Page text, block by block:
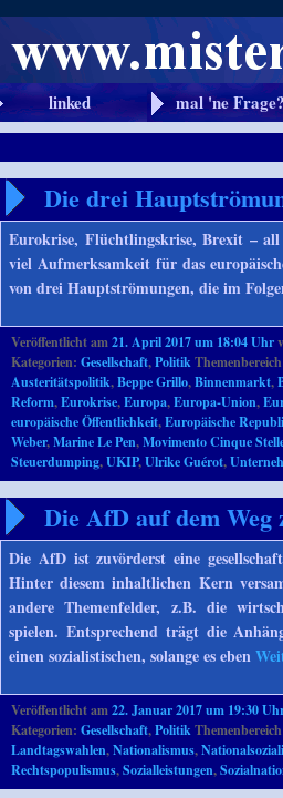
linked
mal 'ne
Die drei
Eurokrise, Flüchtlingskrise, Brexit –
viel Aufmerksamkeit für das
von drei Hauptströmungen, die im
Veröffentlicht am21. April 2017 um 18:04 Uhr
Kategorien:Gesellschaft,Politik
Austeritätspolitik,Beppe Grillo,Binnenmarkt,
Reform,Eurokrise,Europa,Europa-Union,
europäische Öffentlichkeit,Europäische
Weber,Marine Le Pen,Movimento Cinque
Steuerdumping,UKIP,Ulrike Guérot,
Die AfD auf dem
Die AfD ist zuvörderst eine
Hinter diesem inhaltlichen Kern
andere Themenfelder, z.B. die
spielen. Entsprechend trägt die
einen sozialistischen, solange es eben
Veröffentlicht am22. Januar 2017 um 19:30
Kategorien:Gesellschaft,Politik
Landtagswahlen,Nationalismus,
Rechtspopulismus,Sozialleistungen,